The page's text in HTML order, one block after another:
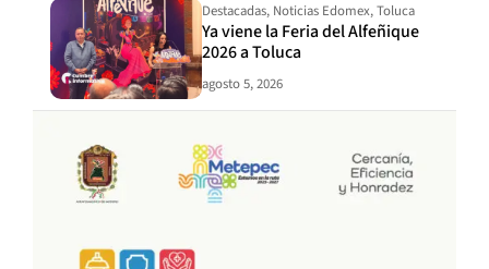
Destacadas, Noticias Edomex,Toluca
Ya viene la Feria del Alfeñique
2026 a Toluca
agosto 5, 2026